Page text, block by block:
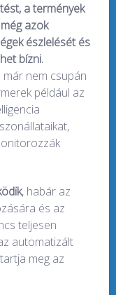
a termények
azok
észlelését és
bízni.
már nem csupán
például az
, habár az
és az
teljesen
automatizált
meg az